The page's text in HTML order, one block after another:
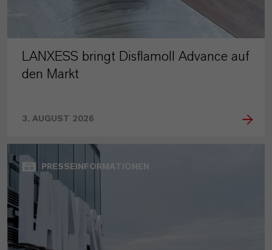
LANXESS bringt Disflamoll Advance auf
den Markt
3. AUGUST 2026
PRESSEINFORMATIONEN